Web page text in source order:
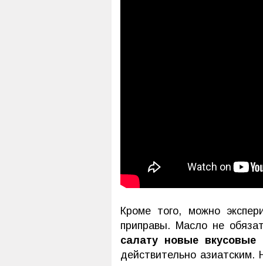
Кроме того, можно
приправы. Масло не
салату новые вкусовые
действительно